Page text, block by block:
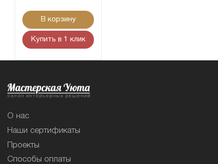
В корзину
Купить в 1 клик
О нас
Наши сертификаты
Проекты
Способы оплаты